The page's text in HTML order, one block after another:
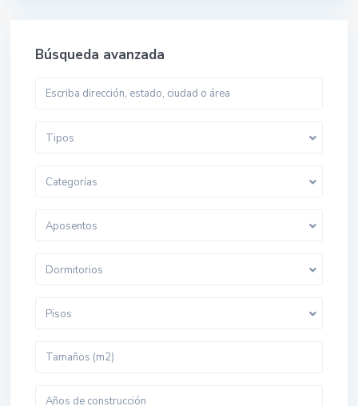
Búsqueda avanzada
Tipos
Categorías
Aposentos
Dormitorios
Pisos